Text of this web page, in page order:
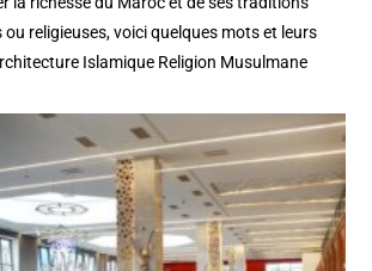
religieuses, voici quelques mots et leurs
Islamique Religion Musulmane